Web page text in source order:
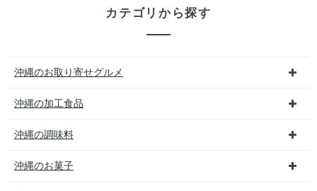
カテゴリから探す
沖縄のお取り寄せグルメ
沖縄の加工食品
沖縄の調味料
沖縄のお菓子